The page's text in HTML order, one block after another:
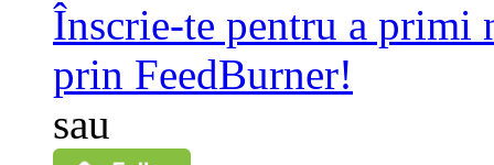
Înscrie-te pentru a primi
prin FeedBurner!
sau